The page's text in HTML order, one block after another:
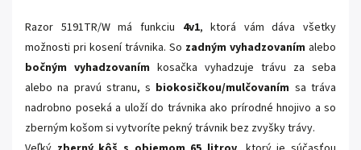
Razor 5191TR/W má funkciu 4v1, ktorá vám dáva všetky
možnosti pri kosení trávnika. So zadným vyhadzovaním alebo
bočným vyhadzovaním kosačka vyhadzuje trávu za seba
alebo na pravú stranu, s biokosičkou/mulčovaním sa tráva
nadrobno poseká a uloží do trávnika ako prírodné hnojivo a so
zberným košom si vytvoríte pekný trávnik bez zvyšky trávy.